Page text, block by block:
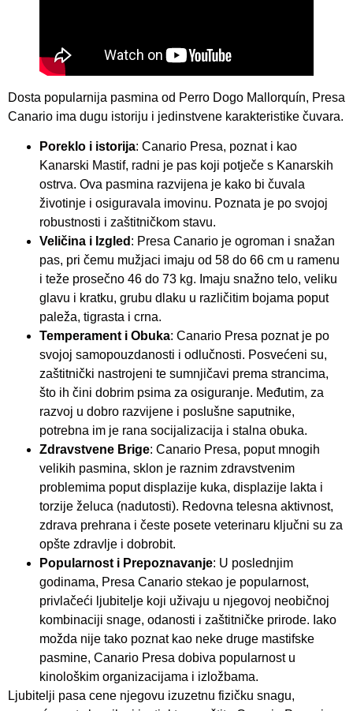
Dosta popularnija pasmina od Perro Dogo Mallorquín, Presa
Canario ima dugu istoriju i jedinstvene karakteristike čuvara.
Poreklo i istorija: Canario Presa, poznat i kao
Kanarski Mastif, radni je pas koji potječe s Kanarskih
ostrva. Ova pasmina razvijena je kako bi čuvala
životinje i osiguravala imovinu. Poznata je po svojoj
robustnosti i zaštitničkom stavu.
Veličina i Izgled : Presa Canario je ogroman i snažan
pas, pri čemu mužjaci imaju od 58 do 66 cm u ramenu
i teže prosečno 46 do 73 kg. Imaju snažno telo, veliku
glavu i kratku, grubu dlaku u različitim bojama poput
paleža, tigrasta i crna.
Temperament i Obuka: Canario Presa poznat je po
svojoj samopouzdanosti i odlučnosti. Posvećeni su,
zaštitnički nastrojeni te sumnjičavi prema strancima,
što ih čini dobrim psima za osiguranje. Međutim, za
razvoj u dobro razvijene i poslušne saputnike,
potrebna im je rana socijalizacija i stalna obuka.
Zdravstvene Brige: Canario Presa, poput mnogih
velikih pasmina, sklon je raznim zdravstvenim
problemima poput displazije kuka, displazije lakta i
torzije želuca (nadutosti). Redovna telesna aktivnost,
zdrava prehrana i česte posete veterinaru ključni su za
opšte zdravlje i dobrobit.
Popularnost i Prepoznavanje: U poslednjim
godinama, Presa Canario stekao je popularnost,
privlačeći ljubitelje koji uživaju u njegovoj neobičnoj
kombinaciji snage, odanosti i zaštitničke prirode. Iako
možda nije tako poznat kao neke druge mastifske
pasmine, Canario Presa dobiva popularnost u
kinološkim organizacijama i izložbama.
Ljubitelji pasa cene njegovu izuzetnu fizičku snagu,